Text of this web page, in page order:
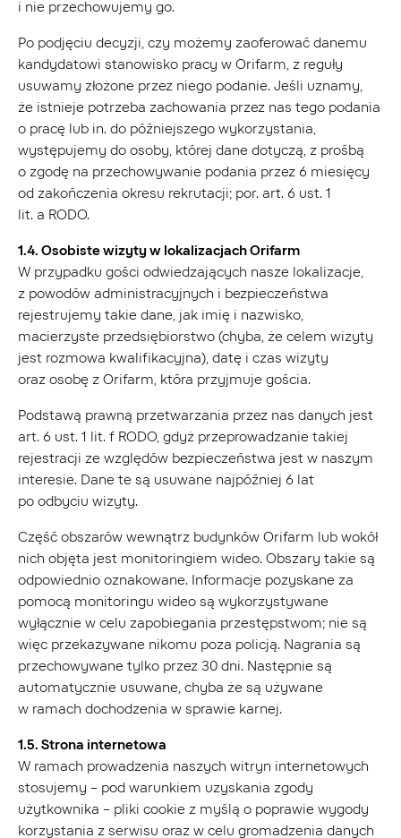
i nie przechowujemy go.
Po podjęciu decyzji, czy możemy zaoferować danemu
kandydatowi stanowisko pracy w Orifarm, z reguły
usuwamy złożone przez niego podanie. Jeśli uznamy,
że istnieje potrzeba zachowania przez nas tego podania
o pracę lub in. do późniejszego wykorzystania,
występujemy do osoby, której dane dotyczą, z prośbą
o zgodę na przechowywanie podania przez 6 miesięcy
od zakończenia okresu rekrutacji; por. art. 6 ust. 1
lit. a RODO.
1.4. Osobiste wizyty w lokalizacjach Orifarm
W przypadku gości odwiedzających nasze lokalizacje,
z powodów administracyjnych i bezpieczeństwa
rejestrujemy takie dane, jak imię i nazwisko,
macierzyste przedsiębiorstwo (chyba, że celem wizyty
jest rozmowa kwalifikacyjna), datę i czas wizyty
oraz osobę z Orifarm, która przyjmuje gościa.
Podstawą prawną przetwarzania przez nas danych jest
art. 6 ust. 1 lit. f RODO, gdyż przeprowadzanie takiej
rejestracji ze względów bezpieczeństwa jest w naszym
interesie. Dane te są usuwane najpóźniej 6 lat
po odbyciu wizyty.
Część obszarów wewnątrz budynków Orifarm lub wokół
nich objęta jest monitoringiem wideo. Obszary takie są
odpowiednio oznakowane. Informacje pozyskane za
pomocą monitoringu wideo są wykorzystywane
wyłącznie w celu zapobiegania przestępstwom; nie są
więc przekazywane nikomu poza policją. Nagrania są
przechowywane tylko przez 30 dni. Następnie są
automatycznie usuwane, chyba że są używane
w ramach dochodzenia w sprawie karnej.
1.5. Strona internetowa
W ramach prowadzenia naszych witryn internetowych
stosujemy – pod warunkiem uzyskania zgody
użytkownika – pliki cookie z myślą o poprawie wygody
korzystania z serwisu oraz w celu gromadzenia danych